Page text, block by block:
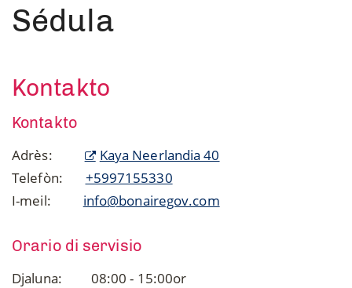
Sédula
Kontakto
Kontakto
Adrès:
Kaya Neerlandia 40
Telefòn: +5997155330
I-meil: info@bonairegov.com
Orario di servisio
Djaluna: 08:00 - 15:00or